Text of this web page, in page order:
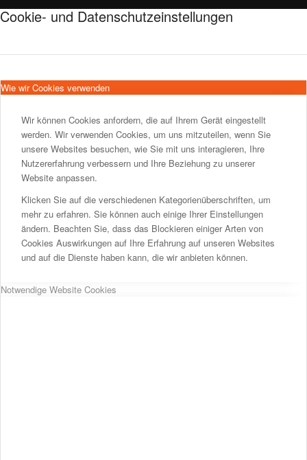
Cookie- und Datenschutzeinstellungen
Wie wir Cookies verwenden
Wir können Cookies anfordern, die auf Ihrem Gerät eingestellt
werden. Wir verwenden Cookies, um uns mitzuteilen, wenn Sie
unsere Websites besuchen, wie Sie mit uns interagieren, Ihre
Nutzererfahrung verbessern und Ihre Beziehung zu unserer
Website anpassen.
Klicken Sie auf die verschiedenen Kategorienüberschriften, um
mehr zu erfahren. Sie können auch einige Ihrer Einstellungen
ändern. Beachten Sie, dass das Blockieren einiger Arten von
Cookies Auswirkungen auf Ihre Erfahrung auf unseren Websites
und auf die Dienste haben kann, die wir anbieten können.
Notwendige Website Cookies